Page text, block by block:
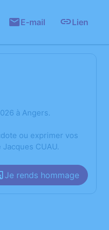
E-mail Lien
à Angers.
ou exprimer vos
CUAU.
Je rends hommage